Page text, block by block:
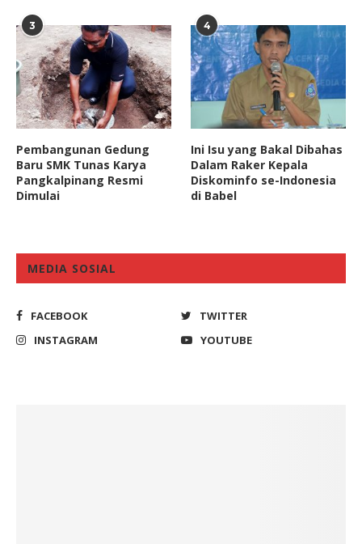
3
Pembangunan Gedung
Baru SMK Tunas Karya
Pangkalpinang Resmi
Dimulai
4
Ini Isu yang Bakal Dibahas
Dalam Raker Kepala
Diskominfo se-Indonesia
di Babel
MEDIA SOSIAL
FACEBOOK
TWITTER
INSTAGRAM
YOUTUBE